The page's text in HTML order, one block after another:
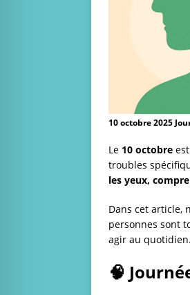
10 octobre 2025
Le 10 octobre
troubles
les yeux,
Dans cet article,
personnes sont
agir au quotidien.
🧠